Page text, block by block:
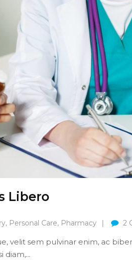
Libero
, Personal Care, Pharmacy 2
velit sem pulvinar enim, ac
diam,...